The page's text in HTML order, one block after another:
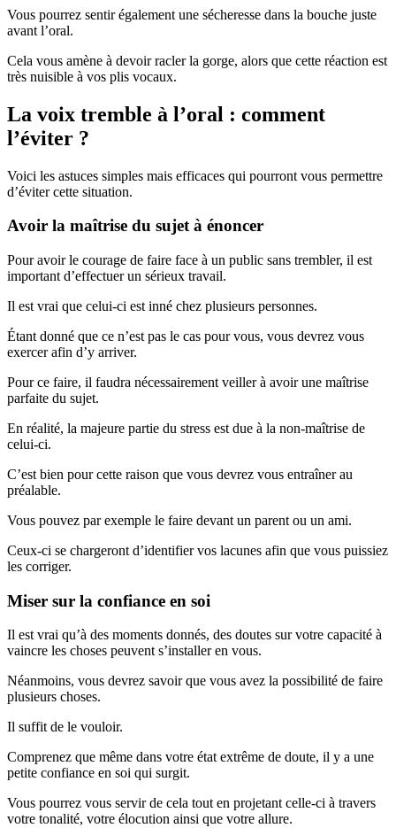
Vous pourrez sentir également une sécheresse dans la bouche juste
avant l’oral.
Cela vous amène à devoir racler la gorge, alors que cette réaction est
très nuisible à vos plis vocaux.
La voix tremble à l’oral : comment
l’éviter ?
Voici les astuces simples mais efficaces qui pourront vous permettre
d’éviter cette situation.
Avoir la maîtrise du sujet à énoncer
Pour avoir le courage de faire face à un public sans trembler, il est
important d’effectuer un sérieux travail.
Il est vrai que celui-ci est inné chez plusieurs personnes.
Étant donné que ce n’est pas le cas pour vous, vous devrez vous
exercer afin d’y arriver.
Pour ce faire, il faudra nécessairement veiller à avoir une maîtrise
parfaite du sujet.
En réalité, la majeure partie du stress est due à la non-maîtrise de
celui-ci.
C’est bien pour cette raison que vous devrez vous entraîner au
préalable.
Vous pouvez par exemple le faire devant un parent ou un ami.
Ceux-ci se chargeront d’identifier vos lacunes afin que vous puissiez
les corriger.
Miser sur la confiance en soi
Il est vrai qu’à des moments donnés, des doutes sur votre capacité à
vaincre les choses peuvent s’installer en vous.
Néanmoins, vous devrez savoir que vous avez la possibilité de faire
plusieurs choses.
Il suffit de le vouloir.
Comprenez que même dans votre état extrême de doute, il y a une
petite confiance en soi qui surgit.
Vous pourrez vous servir de cela tout en projetant celle-ci à travers
votre tonalité, votre élocution ainsi que votre allure.